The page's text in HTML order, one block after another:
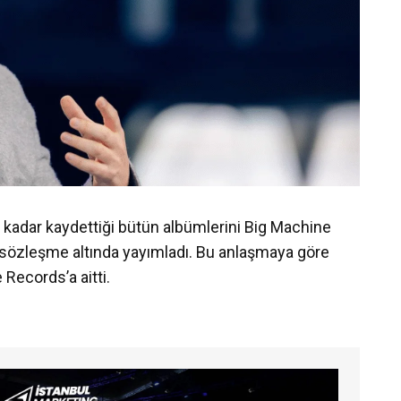
kadar kaydettiği bütün albümlerini Big Machine
altında yayımladı. Bu anlaşmaya göre
Records’a aitti.